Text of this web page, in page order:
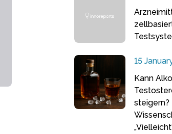
15
Kann
steigern?